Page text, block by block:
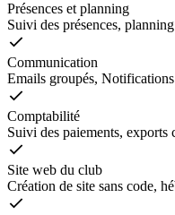
Présences et planning
Suivi des présences,
Communication
Emails groupés,
Comptabilité
Suivi des paiements, exports
Site web du club
Création de site sans code,